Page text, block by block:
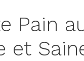
Pain
et